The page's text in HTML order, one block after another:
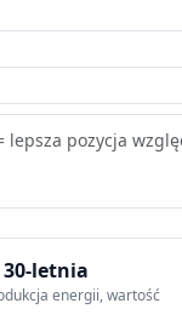
lepsza pozycja
letnia
energii, wartość